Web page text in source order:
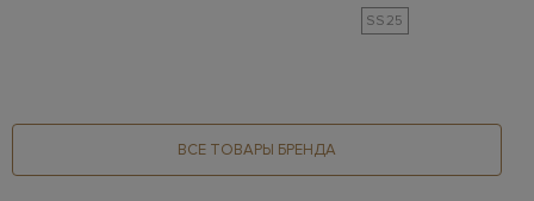
SS25
ВСЕ ТОВАРЫ БРЕНДА